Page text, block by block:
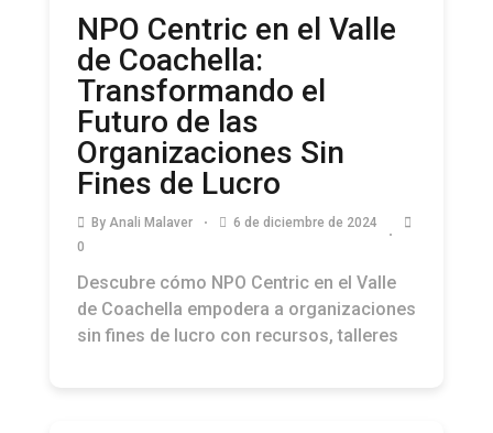
NPO Centric en el Valle
de Coachella:
Transformando el
Futuro de las
Organizaciones Sin
Fines de Lucro
By Anali Malaver
6 de diciembre de 2024
0
Descubre cómo NPO Centric en el Valle
de Coachella empodera a organizaciones
sin fines de lucro con recursos, talleres